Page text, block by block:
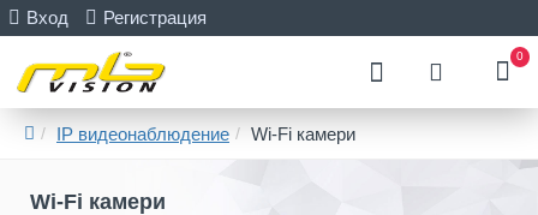
Вход Регистрация
0
IP видеонаблюдение Wi-Fi камери
Wi-Fi камери